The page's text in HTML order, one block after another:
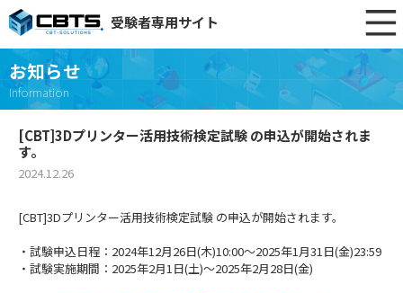
受験者専用サイト
お知らせ
Information
[CBT]3Dプリンター活用技術検定試験 の申込が開始されま
す。
2024.12.26
[CBT]3Dプリンター活用技術検定試験 の申込が開始されます。
・試験申込日程：2024年12月26日(木)10:00～2025年1月31日(金)23:59
・試験実施期間：2025年2月1日(土)～2025年2月28日(金)